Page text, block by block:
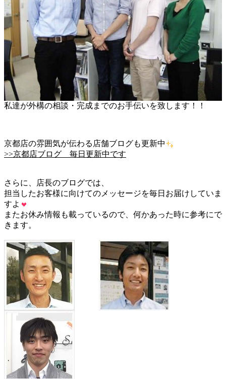
私達が外構の相談・完成までのお手伝いを致します！！
京都店の雰囲気が伝わる店舗ブログも更新中
>>京都店ブログ 毎日更新中です
さらに、店長のブログでは、
担当したお客様に向けてのメッセージを毎日お届けしていま
すよ
またお休み情報も載っているので、何かあった時に参考にで
きます。